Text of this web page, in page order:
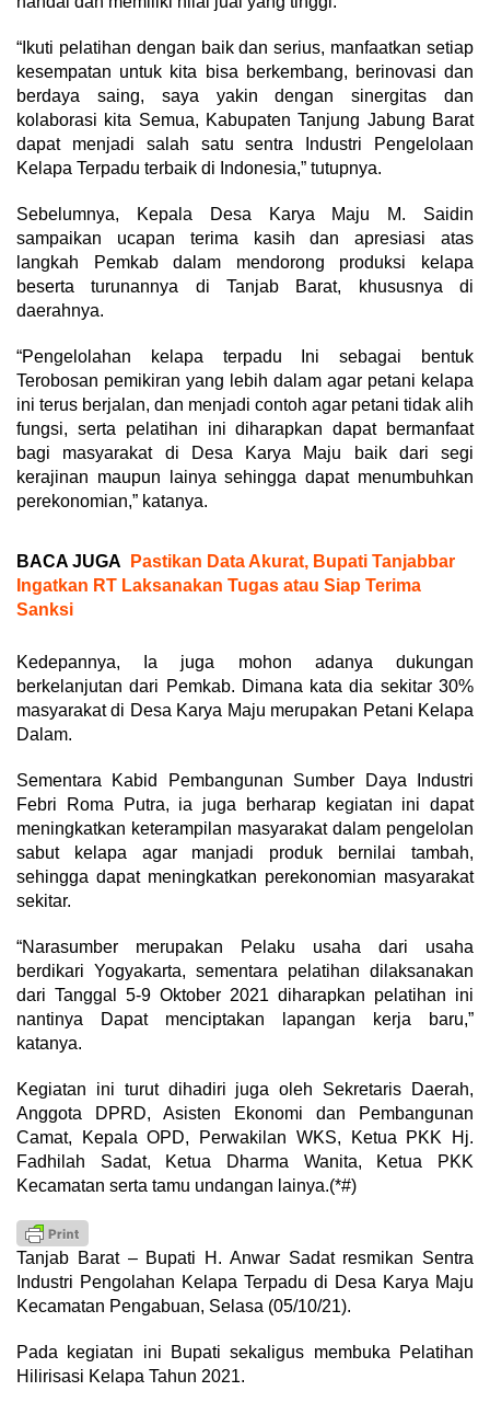
“Ikuti pelatihan dengan baik dan serius, manfaatkan setiap
kesempatan untuk kita bisa berkembang, berinovasi dan
berdaya saing, saya yakin dengan sinergitas dan
kolaborasi kita Semua, Kabupaten Tanjung Jabung Barat
dapat menjadi salah satu sentra Industri Pengelolaan
Kelapa Terpadu terbaik di Indonesia,” tutupnya.
Sebelumnya, Kepala Desa Karya Maju M. Saidin
sampaikan ucapan terima kasih dan apresiasi atas
langkah Pemkab dalam mendorong produksi kelapa
beserta turunannya di Tanjab Barat, khususnya di
daerahnya.
“Pengelolahan kelapa terpadu Ini sebagai bentuk
Terobosan pemikiran yang lebih dalam agar petani kelapa
ini terus berjalan, dan menjadi contoh agar petani tidak alih
fungsi, serta pelatihan ini diharapkan dapat bermanfaat
bagi masyarakat di Desa Karya Maju baik dari segi
kerajinan maupun lainya sehingga dapat menumbuhkan
perekonomian,” katanya.
BACA JUGA
Pastikan Data Akurat, Bupati Tanjabbar
Ingatkan RT Laksanakan Tugas atau Siap Terima
Sanksi
Kedepannya, Ia juga mohon adanya dukungan
berkelanjutan dari Pemkab. Dimana kata dia sekitar 30%
masyarakat di Desa Karya Maju merupakan Petani Kelapa
Dalam.
Sementara Kabid Pembangunan Sumber Daya Industri
Febri Roma Putra, ia juga berharap kegiatan ini dapat
meningkatkan keterampilan masyarakat dalam pengelolan
sabut kelapa agar manjadi produk bernilai tambah,
sehingga dapat meningkatkan perekonomian masyarakat
sekitar.
“Narasumber merupakan Pelaku usaha dari usaha
berdikari Yogyakarta, sementara pelatihan dilaksanakan
dari Tanggal 5-9 Oktober 2021 diharapkan pelatihan ini
nantinya Dapat menciptakan lapangan kerja baru,”
katanya.
Kegiatan ini turut dihadiri juga oleh Sekretaris Daerah,
Anggota DPRD, Asisten Ekonomi dan Pembangunan
Camat, Kepala OPD, Perwakilan WKS, Ketua PKK Hj.
Fadhilah Sadat, Ketua Dharma Wanita, Ketua PKK
Kecamatan serta tamu undangan lainya.(*#)
Tanjab Barat – Bupati H. Anwar Sadat resmikan Sentra
Industri Pengolahan Kelapa Terpadu di Desa Karya Maju
Kecamatan Pengabuan, Selasa (05/10/21).
Pada kegiatan ini Bupati sekaligus membuka Pelatihan
Hilirisasi Kelapa Tahun 2021.